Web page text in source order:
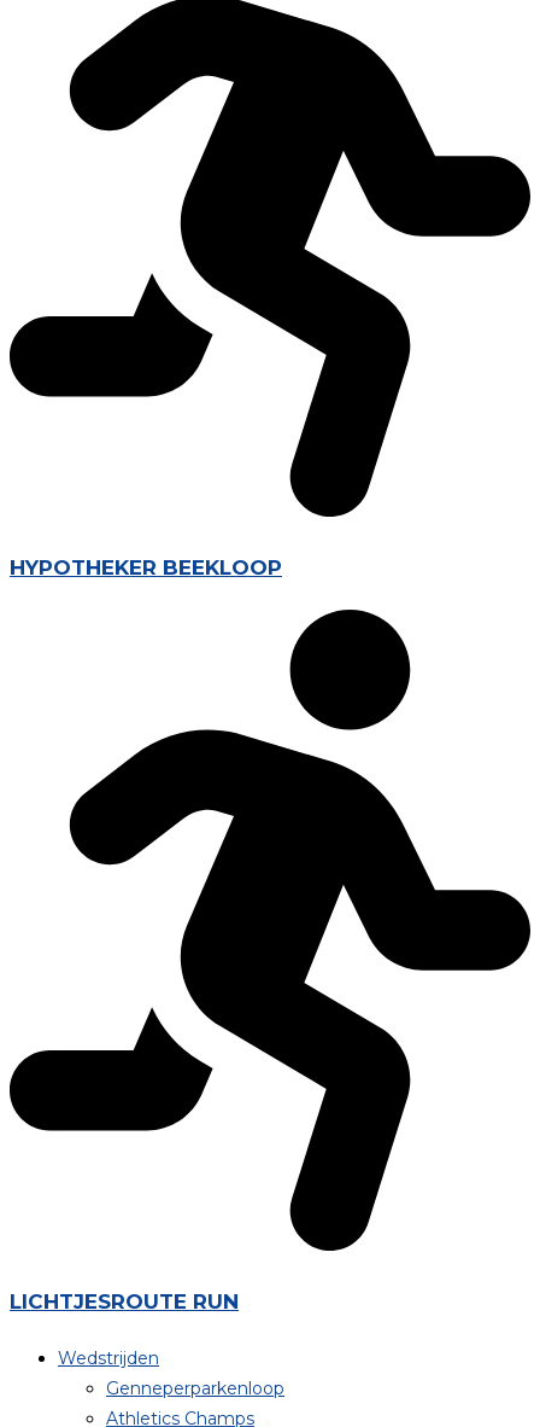
HYPOTHEKER BEEKLOOP
LICHTJESROUTE RUN
Wedstrijden
Genneperparkenloop
Athletics Champs